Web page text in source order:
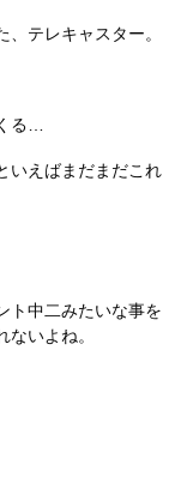
テレキャスター。
る…
いえばまだまだこれ
ト中二みたいな事を
いよね。